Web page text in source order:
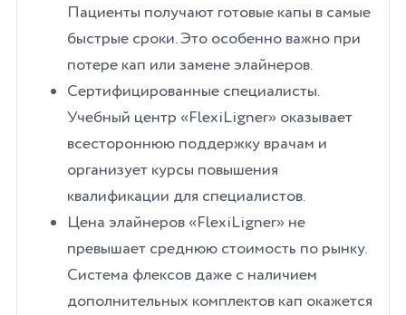
Пациенты получают готовые капы в самые
быстрые сроки. Это особенно важно при
потере кап или замене элайнеров.
Сертифицированные специалисты.
Учебный центр «FlexiLigner» оказывает
всестороннюю поддержку врачам и
организует курсы повышения
квалификации для специалистов.
Цена элайнеров «FlexiLigner» не
превышает среднюю стоимость по рынку.
Система флексов даже с наличием
дополнительных комплектов кап окажется